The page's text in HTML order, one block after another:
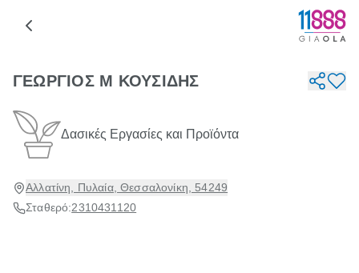
ΓΕΩΡΓΙΟΣ Μ ΚΟΥΣΙΔΗΣ
Δασικές Εργασίες και Προϊόντα
Αλλατίνη, Πυλαία, Θεσσαλονίκη, 54249
Σταθερό:2310431120